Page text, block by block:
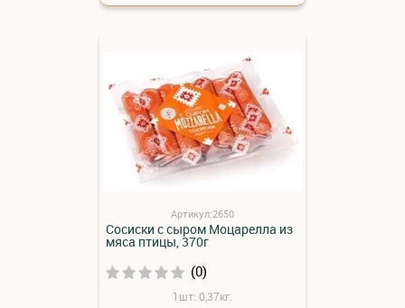
Артикул:2650
Сосиски с сыром Моцарелла из
мяса птицы, 370г
(0)
1шт: 0,37кг.